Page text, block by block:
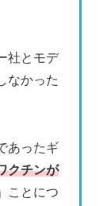
社とモデ
なかった
あったギ
クチンが
」ことにつ